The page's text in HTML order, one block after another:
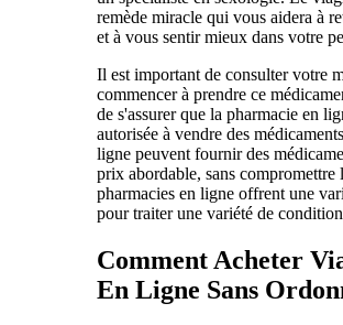
remède miracle qui vous aidera à
et à vous sentir mieux dans votre
Il est important de consulter votre
commencer à prendre ce
de s'assurer que la pharmacie en
autorisée à vendre des
ligne peuvent fournir des
prix abordable, sans compromettre
pharmacies en ligne offrent une
pour traiter une variété de
Comment Acheter
En Ligne Sans